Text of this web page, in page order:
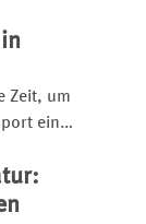
Zeit, um
eine